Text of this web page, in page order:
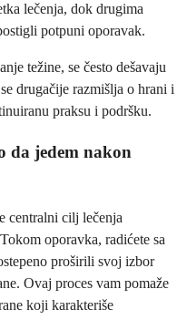
lečenja, dok drugima
potpuni oporavak.
težine, se često dešavaju
drugačije razmišlja o hrani i
praksu i podršku.
da jedem nakon
centralni cilj lečenja
oporavka, radićete sa
proširili svoj izbor
Ovaj proces vam pomaže
koji karakteriše